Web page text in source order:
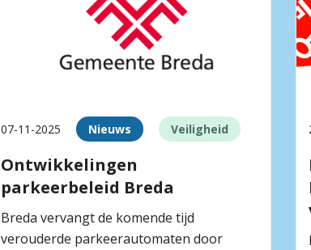
07-11-2025 Nieuws Veiligheid
Ontwikkelingen
parkeerbeleid Breda
Breda vervangt de komende tijd
verouderde parkeerautomaten door